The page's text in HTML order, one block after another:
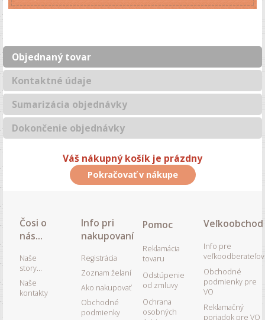
Objednaný tovar
Kontaktné údaje
Sumarizácia objednávky
Dokončenie objednávky
Váš nákupný košík je prázdny
Pokračovať v nákupe
Čosi o
nás...
Naše
story...
Naše
kontakty
Info pri
nakupovaní
Registrácia
Zoznam želaní
Ako nakupovať
Obchodné
podmienky
Pomoc
Reklamácia
tovaru
Odstúpenie
od zmluvy
Ochrana
osobných
Veľkoobchod
Info pre
veľkoodberateľov
Obchodné
podmienky pre
VO
Reklamačný
poriadok pre VO